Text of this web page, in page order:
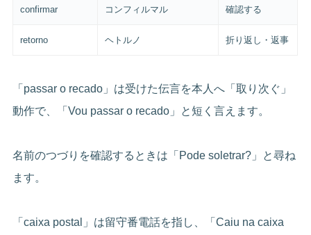
confirmar コンフィルマル 確認する
retorno ヘトルノ 折り返し・返事
「passar o recado」は受けた伝言を本人へ「取り次ぐ」
動作で、「Vou passar o recado」と短く言えます。
名前のつづりを確認するときは「Pode soletrar?」と尋ね
ます。
「caixa postal」は留守番電話を指し、「Caiu na caixa